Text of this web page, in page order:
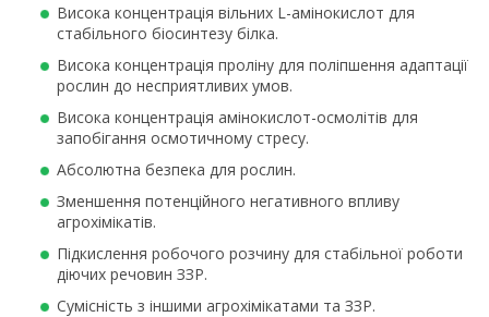
Висока концентрація вільних L-амінокислот для
стабільного біосинтезу білка.
Висока концентрація проліну для поліпшення адаптації
рослин до несприятливих умов.
Висока концентрація амінокислот-осмолітів для
запобігання осмотичному стресу.
Абсолютна безпека для рослин.
Зменшення потенційного негативного впливу
агрохімікатів.
Підкислення робочого розчину для стабільної роботи
діючих речовин ЗЗР.
Сумісність з іншими агрохімікатами та ЗЗР.